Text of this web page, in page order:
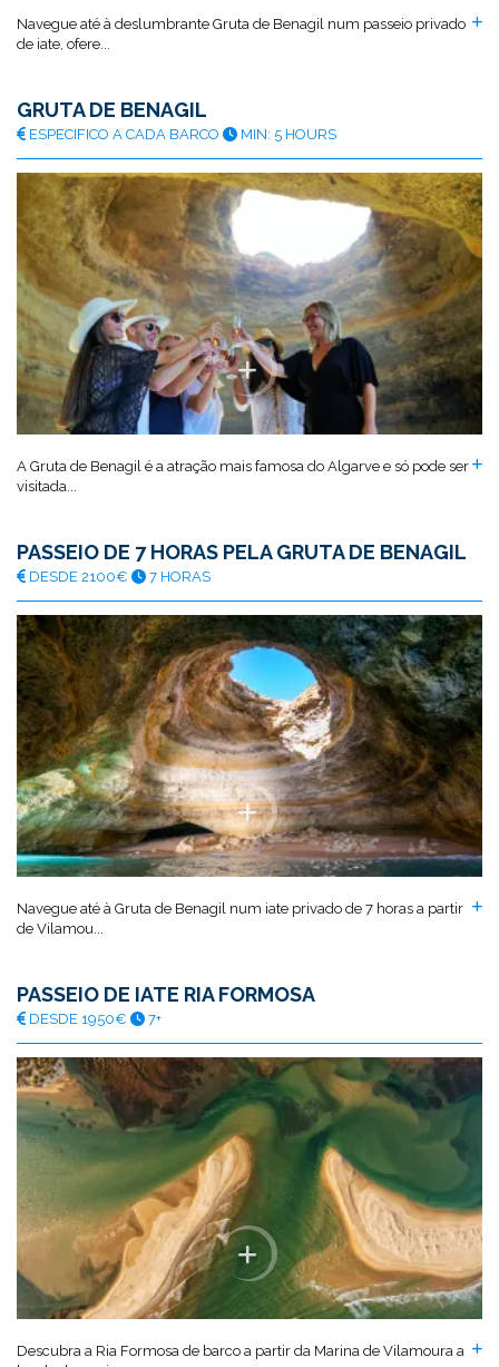
Navegue até à deslumbrante Gruta de Benagil num passeio privado
de iate, ofere...
GRUTA DE BENAGIL
ESPECIFICO A CADA BARCO MIN: 5 HOURS
A Gruta de Benagil é a atração mais famosa do Algarve e só pode ser
visitada...
PASSEIO DE 7 HORAS PELA GRUTA DE BENAGIL
DESDE 2100€ 7 HORAS
Navegue até à Gruta de Benagil num iate privado de 7 horas a partir
de Vilamou...
PASSEIO DE IATE RIA FORMOSA
DESDE 1950€ 7+
Descubra a Ria Formosa de barco a partir da Marina de Vilamoura a